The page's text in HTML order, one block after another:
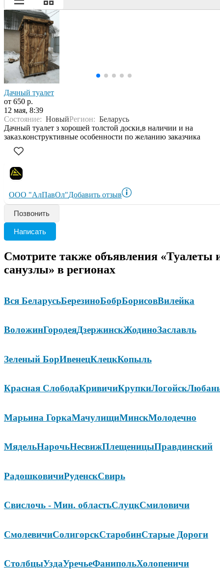
Дачный туалет
от 650 р.
12 мая, 8:39
Состояние: НовыйРегион: Беларусь
Дачный туалет з хорошей толстой доски,в наличии и на
заказ.конструктивные особенности по желанию заказчика
ООО "АлПавОл"Добавить отзыв
Позвонить
Написать
Смотрите также объявления «Туалеты
санузлы» в регионах
Вся БеларусьБерезиноБобрБорисовВилейка
ВоложинГородеяДзержинскЖодиноЗаславль
Зеленый БорИвенецКлецкКопыль
Красная СлободаКривичиКрупкиЛогойск
Марьина ГоркаМачулищиМинскМолодечно
МядельНарочьНесвижПлещеницыПравдинский
РадошковичиРуденскСвирь
Свислочь - Мин. областьСлуцкСмиловичи
СмолевичиСолигорскСтаробинСтарые Дороги
СтолбцыУздаУречьеФанипольХолопеничи